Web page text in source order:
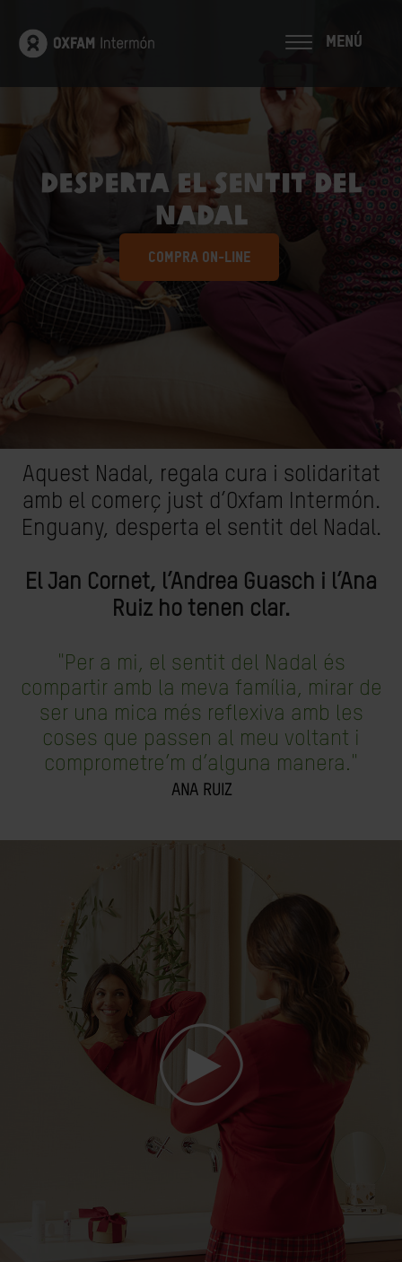
MENÚ
Desperta el sentit del
Nadal
COMPRA ON-LINE
Aquest Nadal, regala cura i solidaritat
amb el comerç just d’Oxfam Intermón.
Enguany, desperta el sentit del Nadal.
El Jan Cornet, l’Andrea Guasch i l’Ana
Ruiz ho tenen clar.
"Per a mi, el sentit del Nadal és
compartir amb la meva família, mirar de
ser una mica més reflexiva amb les
coses que passen al meu voltant i
comprometre’m d’alguna manera."
ANA RUIZ